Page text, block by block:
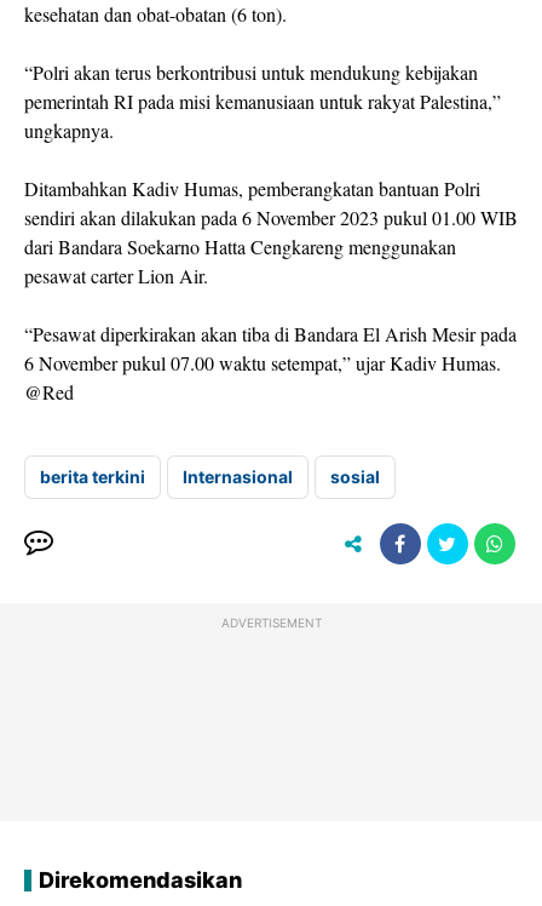
kesehatan dan obat-obatan (6 ton).
“Polri akan terus berkontribusi untuk mendukung kebijakan
pemerintah RI pada misi kemanusiaan untuk rakyat Palestina,”
ungkapnya.
Ditambahkan Kadiv Humas, pemberangkatan bantuan Polri
sendiri akan dilakukan pada 6 November 2023 pukul 01.00 WIB
dari Bandara Soekarno Hatta Cengkareng menggunakan
pesawat carter Lion Air.
“Pesawat diperkirakan akan tiba di Bandara El Arish Mesir pada
6 November pukul 07.00 waktu setempat,” ujar Kadiv Humas.
@Red
berita terkini Internasional sosial
ADVERTISEMENT
Direkomendasikan